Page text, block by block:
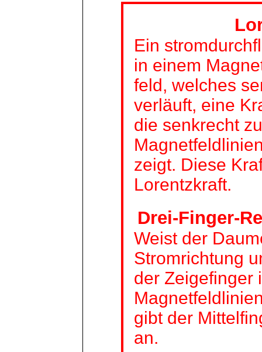
Ein
in einem
feld, welches
verläuft, eine
die senkrecht
zeigt. Diese
Lorentzkraft.
Drei-Finger-
Weist der
Stromrichtung
der Zeigefinger
gibt der
an.